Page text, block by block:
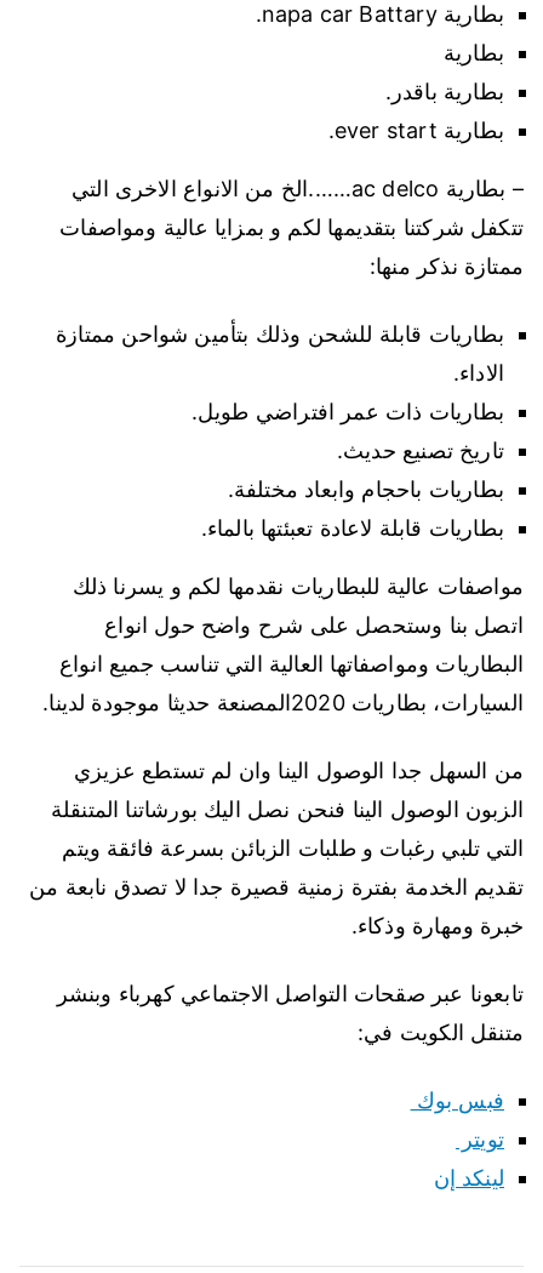
بطارية napa car Battary.
بطارية
بطارية باقدر.
بطارية ever start.
– بطارية ac delco…….الخ من الانواع الاخرى التي
تتكفل شركتنا بتقديمها لكم و بمزايا عالية ومواصفات
ممتازة نذكر منها:
بطاريات قابلة للشحن وذلك بتأمين شواحن ممتازة
الاداء.
بطاريات ذات عمر افتراضي طويل.
تاريخ تصنيع حديث.
بطاريات باحجام وابعاد مختلفة.
بطاريات قابلة لاعادة تعبئتها بالماء.
مواصفات عالية للبطاريات نقدمها لكم و يسرنا ذلك
اتصل بنا وستحصل على شرح واضح حول انواع
البطاريات ومواصفاتها العالية التي تناسب جميع انواع
السيارات، بطاريات 2020المصنعة حديثا موجودة لدينا.
من السهل جدا الوصول الينا وان لم تستطع عزيزي
الزبون الوصول الينا فنحن نصل اليك بورشاتنا المتنقلة
التي تلبي رغبات و طلبات الزبائن بسرعة فائقة ويتم
تقديم الخدمة بفترة زمنية قصيرة جدا لا تصدق نابعة من
خبرة ومهارة وذكاء.
تابعونا عبر صقحات التواصل الاجتماعي كهرباء وبنشر
متنقل الكويت في:
فبس بوك
تويتر
لينكد إن